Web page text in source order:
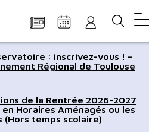
à
recherche
au
de
page
au
du
site
: inscrivez-vous ! –
Régional de Toulouse
de la Rentrée 2026-2027
Horaires Aménagés ou les
(Hors temps scolaire)